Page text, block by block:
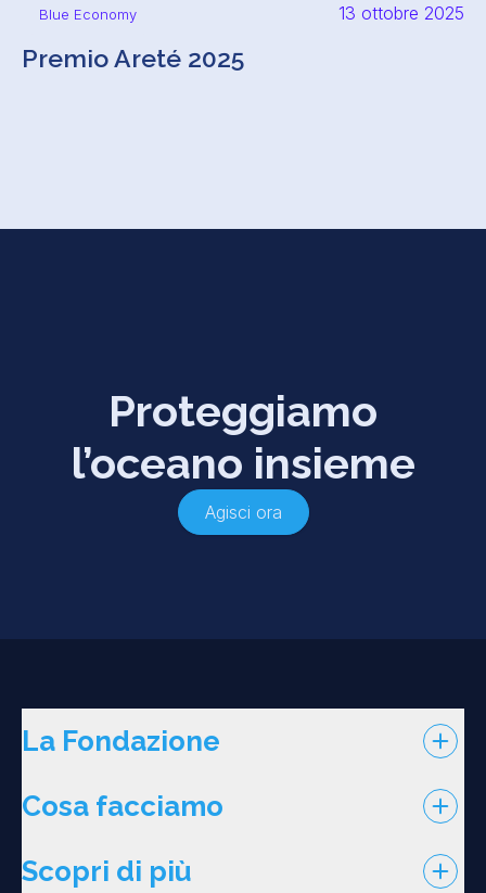
Blue Economy 13 ottobre 2025
Premio Areté 2025
Proteggiamo
l’oceano insieme
Agisci ora
La Fondazione
Cosa facciamo
Scopri di più